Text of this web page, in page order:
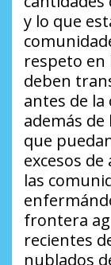
y lo que
respeto
deben
antes de la
además
que
excesos
las
frontera
recientes
nublados